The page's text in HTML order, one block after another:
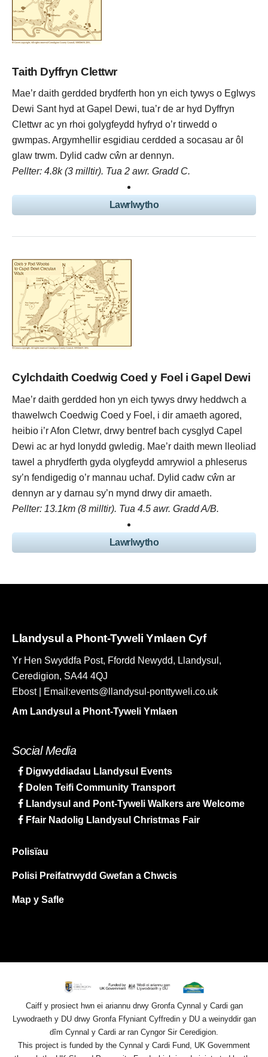
Taith Dyffryn Clettwr
Mae’r daith gerdded brydferth hon yn eich tywys o Eglwys
Dewi Sant hyd at Gapel Dewi, tua’r de ar hyd Dyffryn
Clettwr ac yn rhoi golygfeydd hyfryd o’r tirwedd o
gwmpas. Argymhellir esgidiau cerdded a socasau ar ôl
glaw trwm. Dylid cadw cŵn ar dennyn.
Pellter: 4.8k (3 milltir). Tua 2 awr. Gradd C.
Lawrlwytho
Cylchdaith Coedwig Coed y Foel i Gapel Dewi
Mae’r daith gerdded hon yn eich tywys drwy heddwch a
thawelwch Coedwig Coed y Foel, i dir amaeth agored,
heibio i’r Afon Cletwr, drwy bentref bach cysglyd Capel
Dewi ac ar hyd lonydd gwledig. Mae’r daith mewn lleoliad
tawel a phrydferth gyda olygfeydd amrywiol a phleserus
sy’n fendigedig o’r mannau uchaf. Dylid cadw cŵn ar
dennyn ar y darnau sy’n mynd drwy dir amaeth.
Pellter: 13.1km (8 milltir). Tua 4.5 awr. Gradd A/B.
Lawrlwytho
Llandysul a Phont-Tyweli Ymlaen Cyf
Yr Hen Swyddfa Post, Ffordd Newydd, Llandysul,
Ceredigion, SA44 4QJ
Ebost | Email:events@llandysul-ponttyweli.co.uk
Am Landysul a Phont-Tyweli Ymlaen
Social Media
Digwyddiadau Llandysul Events
Dolen Teifi Community Transport
Llandysul and Pont-Tyweli Walkers are Welcome
Ffair Nadolig Llandysul Christmas Fair
Polisïau
Polisi Preifatrwydd Gwefan a Chwcis
Map y Safle
Caiff y prosiect hwn ei ariannu drwy Gronfa Cynnal y Cardi gan
Lywodraeth y DU drwy Gronfa Ffyniant Cyffredin y DU a weinyddir gan
dîm Cynnal y Cardi ar ran Cyngor Sir Ceredigion.
This project is funded by the Cynnal y Cardi Fund, UK Government